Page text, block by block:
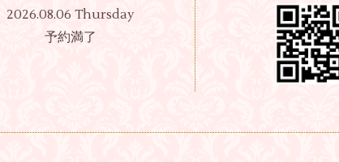
2026.08.06 Thursday
予約満了